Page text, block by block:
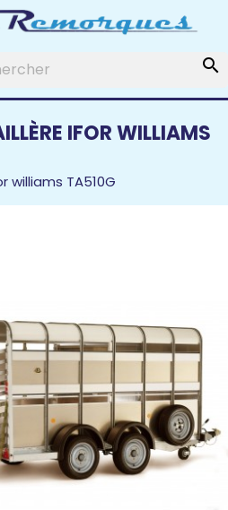
search
IFOR WILLIAMS
williams TA510G